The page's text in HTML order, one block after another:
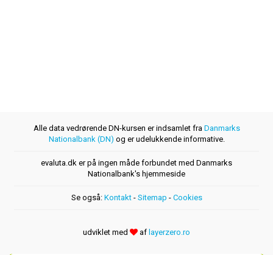
Alle data vedrørende DN-kursen er indsamlet fra Danmarks
Nationalbank (DN) og er udelukkende informative.
evaluta.dk er på ingen måde forbundet med Danmarks
Nationalbank's hjemmeside
Se også: Kontakt- Sitemap - Cookies
udviklet med af layerzero.ro